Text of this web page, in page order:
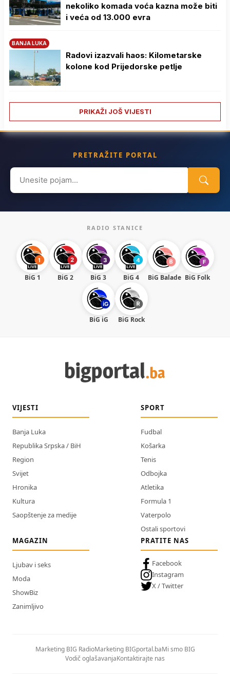
nekoliko komada voća kazna može biti
i veća od 13.000 evra
BANJA LUKA
Radovi izazvali haos: Kilometarske
kolone kod Prijedorske petlje
PRIKAŽI JOŠ VIJESTI
PRETRAŽITE PORTAL
Search
for:
RADIO STANICE
BiG 1 BiG 2 BiG 3 BiG 4 BiG Balade BiG Folk
BiG iG BiG Rock
VIJESTI
Banja Luka
Republika Srpska / BiH
Region
Svijet
Hronika
Kultura
Saopštenje za medije
SPORT
Fudbal
Košarka
Tenis
Odbojka
Atletika
Formula 1
Vaterpolo
Ostali sportovi
MAGAZIN
Ljubav i seks
Moda
ShowBiz
Zanimljivo
PRATITE NAS
Facebook
Instagram
X / Twitter
Marketing BIG RadioMarketing BIGportal.baMi smo BIG
Vodič oglašavanjaKontaktirajte nas